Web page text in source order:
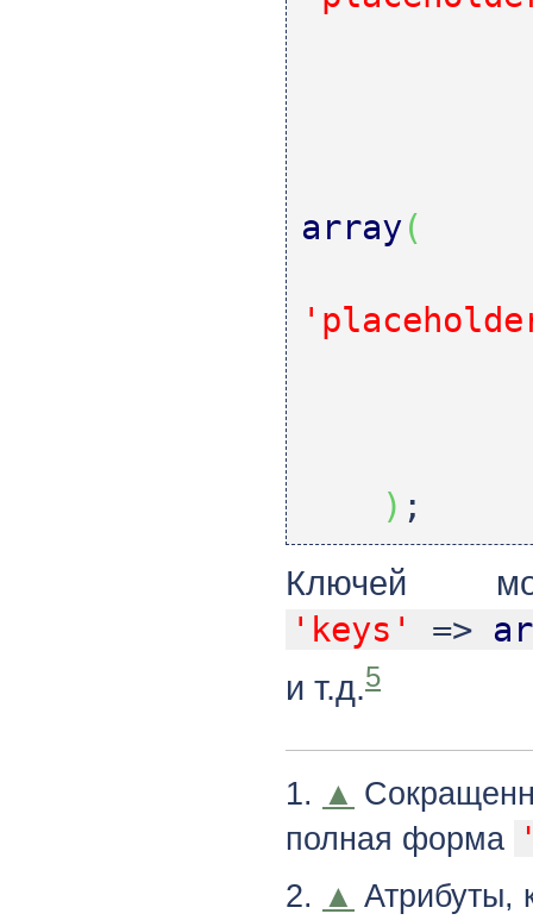
array(
) ;
Ключей
'keys' =>
и т.д.5
1. ▲
полная форма
2. ▲ Атрибуты,